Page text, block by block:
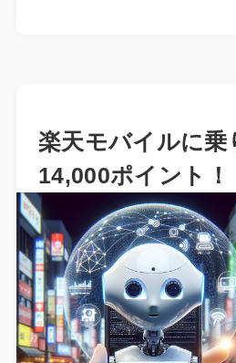
楽天モバイルに乗
14,000ポイント！